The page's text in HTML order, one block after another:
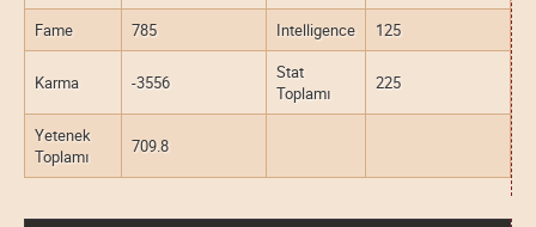
Fame
785 Intelligence 125
Karma -3556
Stat
Toplamı
225
Yetenek
Toplamı
709.8